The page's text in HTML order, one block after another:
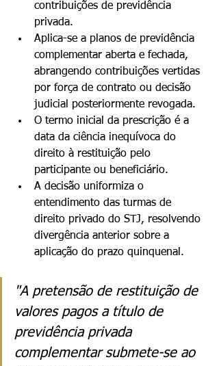
contribuições de previdência
privada.
Aplica-se a planos de previdência
complementar aberta e fechada,
abrangendo contribuições vertidas
por força de contrato ou decisão
judicial posteriormente revogada.
O termo inicial da prescrição é a
data da ciência inequívoca do
direito à restituição pelo
participante ou beneficiário.
A decisão uniformiza o
entendimento das turmas de
direito privado do STJ, resolvendo
divergência anterior sobre a
aplicação do prazo quinquenal.
"A pretensão de restituição de
valores pagos a título de
previdência privada
complementar submete-se ao